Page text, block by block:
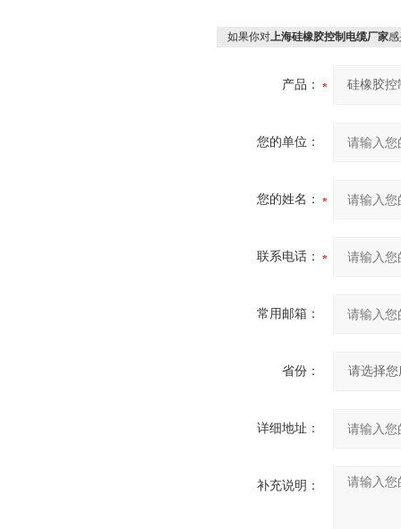
如果你对上海硅橡胶控制电缆厂家感
产品：
您的单位：
您的姓名：
联系电话：
常用邮箱：
省份：
详细地址：
补充说明：